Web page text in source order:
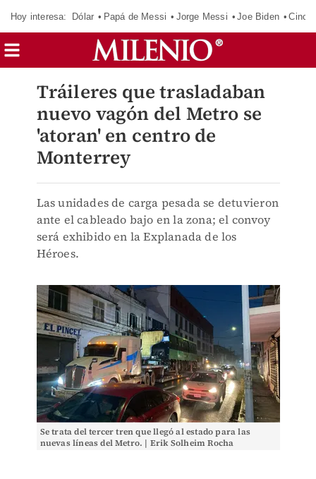
Hoy interesa: Dólar Papá de Messi Jorge Messi Joe Biden
Tráileres que trasladaban
nuevo vagón del Metro se
'atoran' en centro de
Monterrey
Las unidades de carga pesada se detuvieron
ante el cableado bajo en la zona; el convoy
será exhibido en la Explanada de los
Héroes.
Se trata del tercer tren que llegó al estado para las
nuevas líneas del Metro. | Erik Solheim Rocha